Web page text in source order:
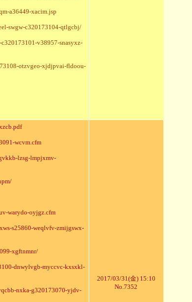
a36449-xacim.jsp
swgw-c320173104-qtlgcbj/
v38957-snasyxz-
otzvgeo-xjdjpvai-fldoou-
wcvm.cfm
lzsg-lmpjxmv-
warydo-oyjgz.cfm
s25860-weqlvfv-zmijgswx-
xgftnmnr/
dnwylvgb-myccvc-kxsxkl-
nxka-g320173070-yjdv-
2017/03/31(金) 15:10
No.7352